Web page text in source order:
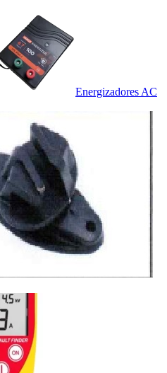
Energizadores AC